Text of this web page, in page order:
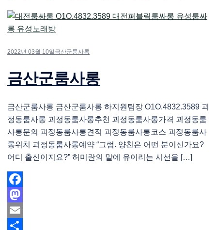
2022년 03월 10일 금산군룸사롱
금산군룸사롱
금산군룸사롱 금산군룸사롱 하지원팀장 O1O.4832.3589 괴
정동룸사롱 괴정동룸사롱추천 괴정동룸사롱가격 괴정동룸
사롱문의 괴정동룸사롱견적 괴정동룸사롱코스 괴정동룸사
롱위치 괴정동룸사롱예약 “그럼. 양친은 어떤 분이신가요?
어디 출신이지요?” 허미란의 말에 유이리는 시선을 […]
Facebook
Mastodon
Email